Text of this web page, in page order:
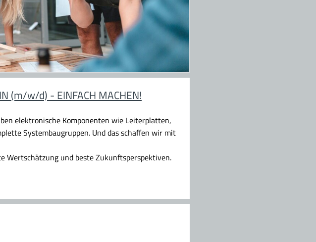
(m/w/d) - EINFACH MACHEN!
elektronische Komponenten wie Leiterplatten,
Systembaugruppen. Und das schaffen wir mit
Wertschätzung und beste Zukunftsperspektiven.